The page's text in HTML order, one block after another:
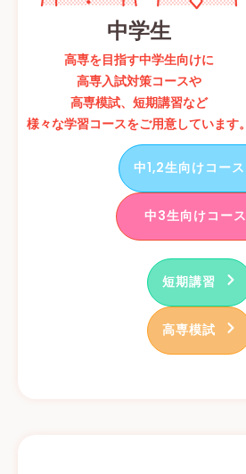
中学生
高専を目指す中学生向けに
高専入試対策コースや
高専模試、短期講習など
様々な学習コースをご用意しています。
中1,2生向けコース
中3生向けコース
短期講習
高専模試